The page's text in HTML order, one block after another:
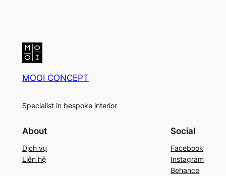
MOOI CONCEPT
Specialist in bespoke interior
About
Dịch vụ
Liên hệ
Social
Facebook
Instagram
Behance